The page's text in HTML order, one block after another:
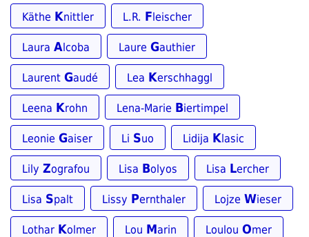
Käthe Knittler L.R. Fleischer
Laura Alcoba Laure Gauthier
Laurent Gaudé Lea Kerschhaggl
Leena Krohn Lena-Marie Biertimpel
Leonie Gaiser Li Suo Lidija Klasic
Lily Zografou Lisa Bolyos Lisa Lercher
Lisa Spalt Lissy Pernthaler Lojze Wieser
Lothar Kolmer Lou Marin Loulou Omer